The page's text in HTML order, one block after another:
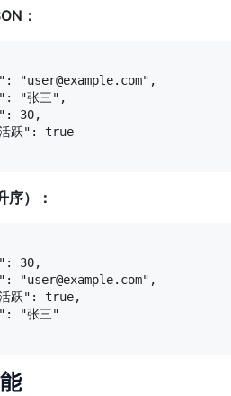
：
"user@example.com",
"张三",
30,
跃": true
序）：
30,
"user@example.com",
跃": true,
"张三"